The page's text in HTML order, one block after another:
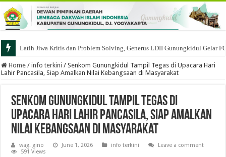
Latih Jiwa Kritis dan Problem Solving, Generus LDII Gunungkidul Gelar
Home / info terkini / Senkom Gunungkidul Tampil Tegas di Upacara Hari
Lahir Pancasila, Siap Amalkan Nilai Kebangsaan di Masyarakat
Senkom Gunungkidul Tampil Tegas di
Upacara Hari Lahir Pancasila, Siap Amalkan
Nilai Kebangsaan di Masyarakat
wag. gino June 1, 2026 info terkini
Leave a comment
591 Views